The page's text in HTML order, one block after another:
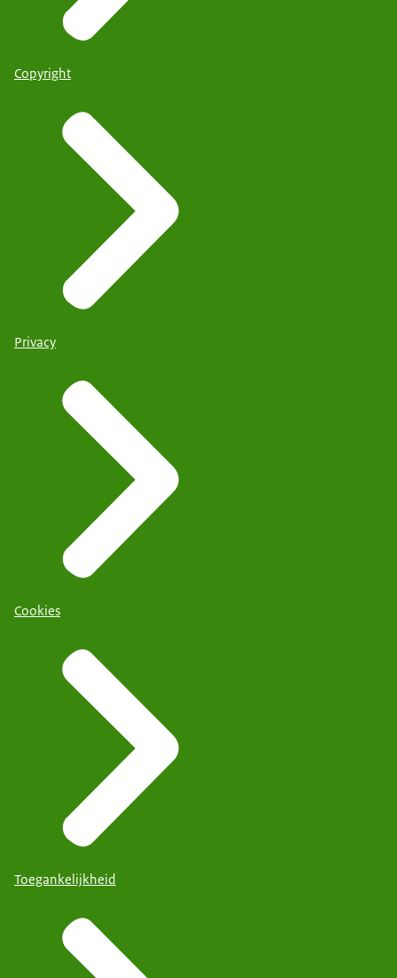
Copyright
Privacy
Cookies
Toegankelijkheid